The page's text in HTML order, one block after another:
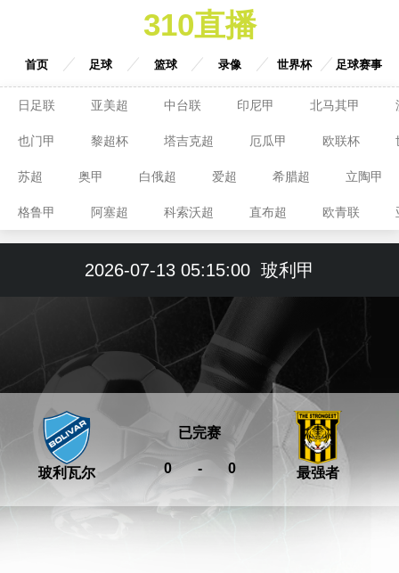
310直播
首页 足球 篮球 录像 世界杯 足球赛事
日足联 亚美超 中台联 印尼甲 北马其甲
也门甲 黎超杯 塔吉克超 厄瓜甲 欧联杯
苏超 奥甲 白俄超 爱超 希腊超 立陶甲
格鲁甲 阿塞超 科索沃超 直布超 欧青联
2026-07-13 05:15:00 玻利甲
玻利瓦尔 0 - 0
已完赛
最强者